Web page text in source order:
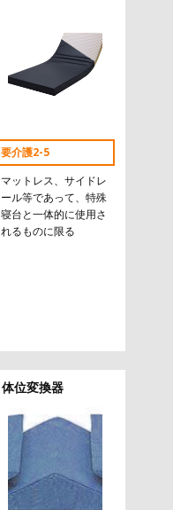
要介護2-5
マットレス、サイドレ
ール等であって、特殊
寝台と一体的に使用さ
れるものに限る
体位変換器